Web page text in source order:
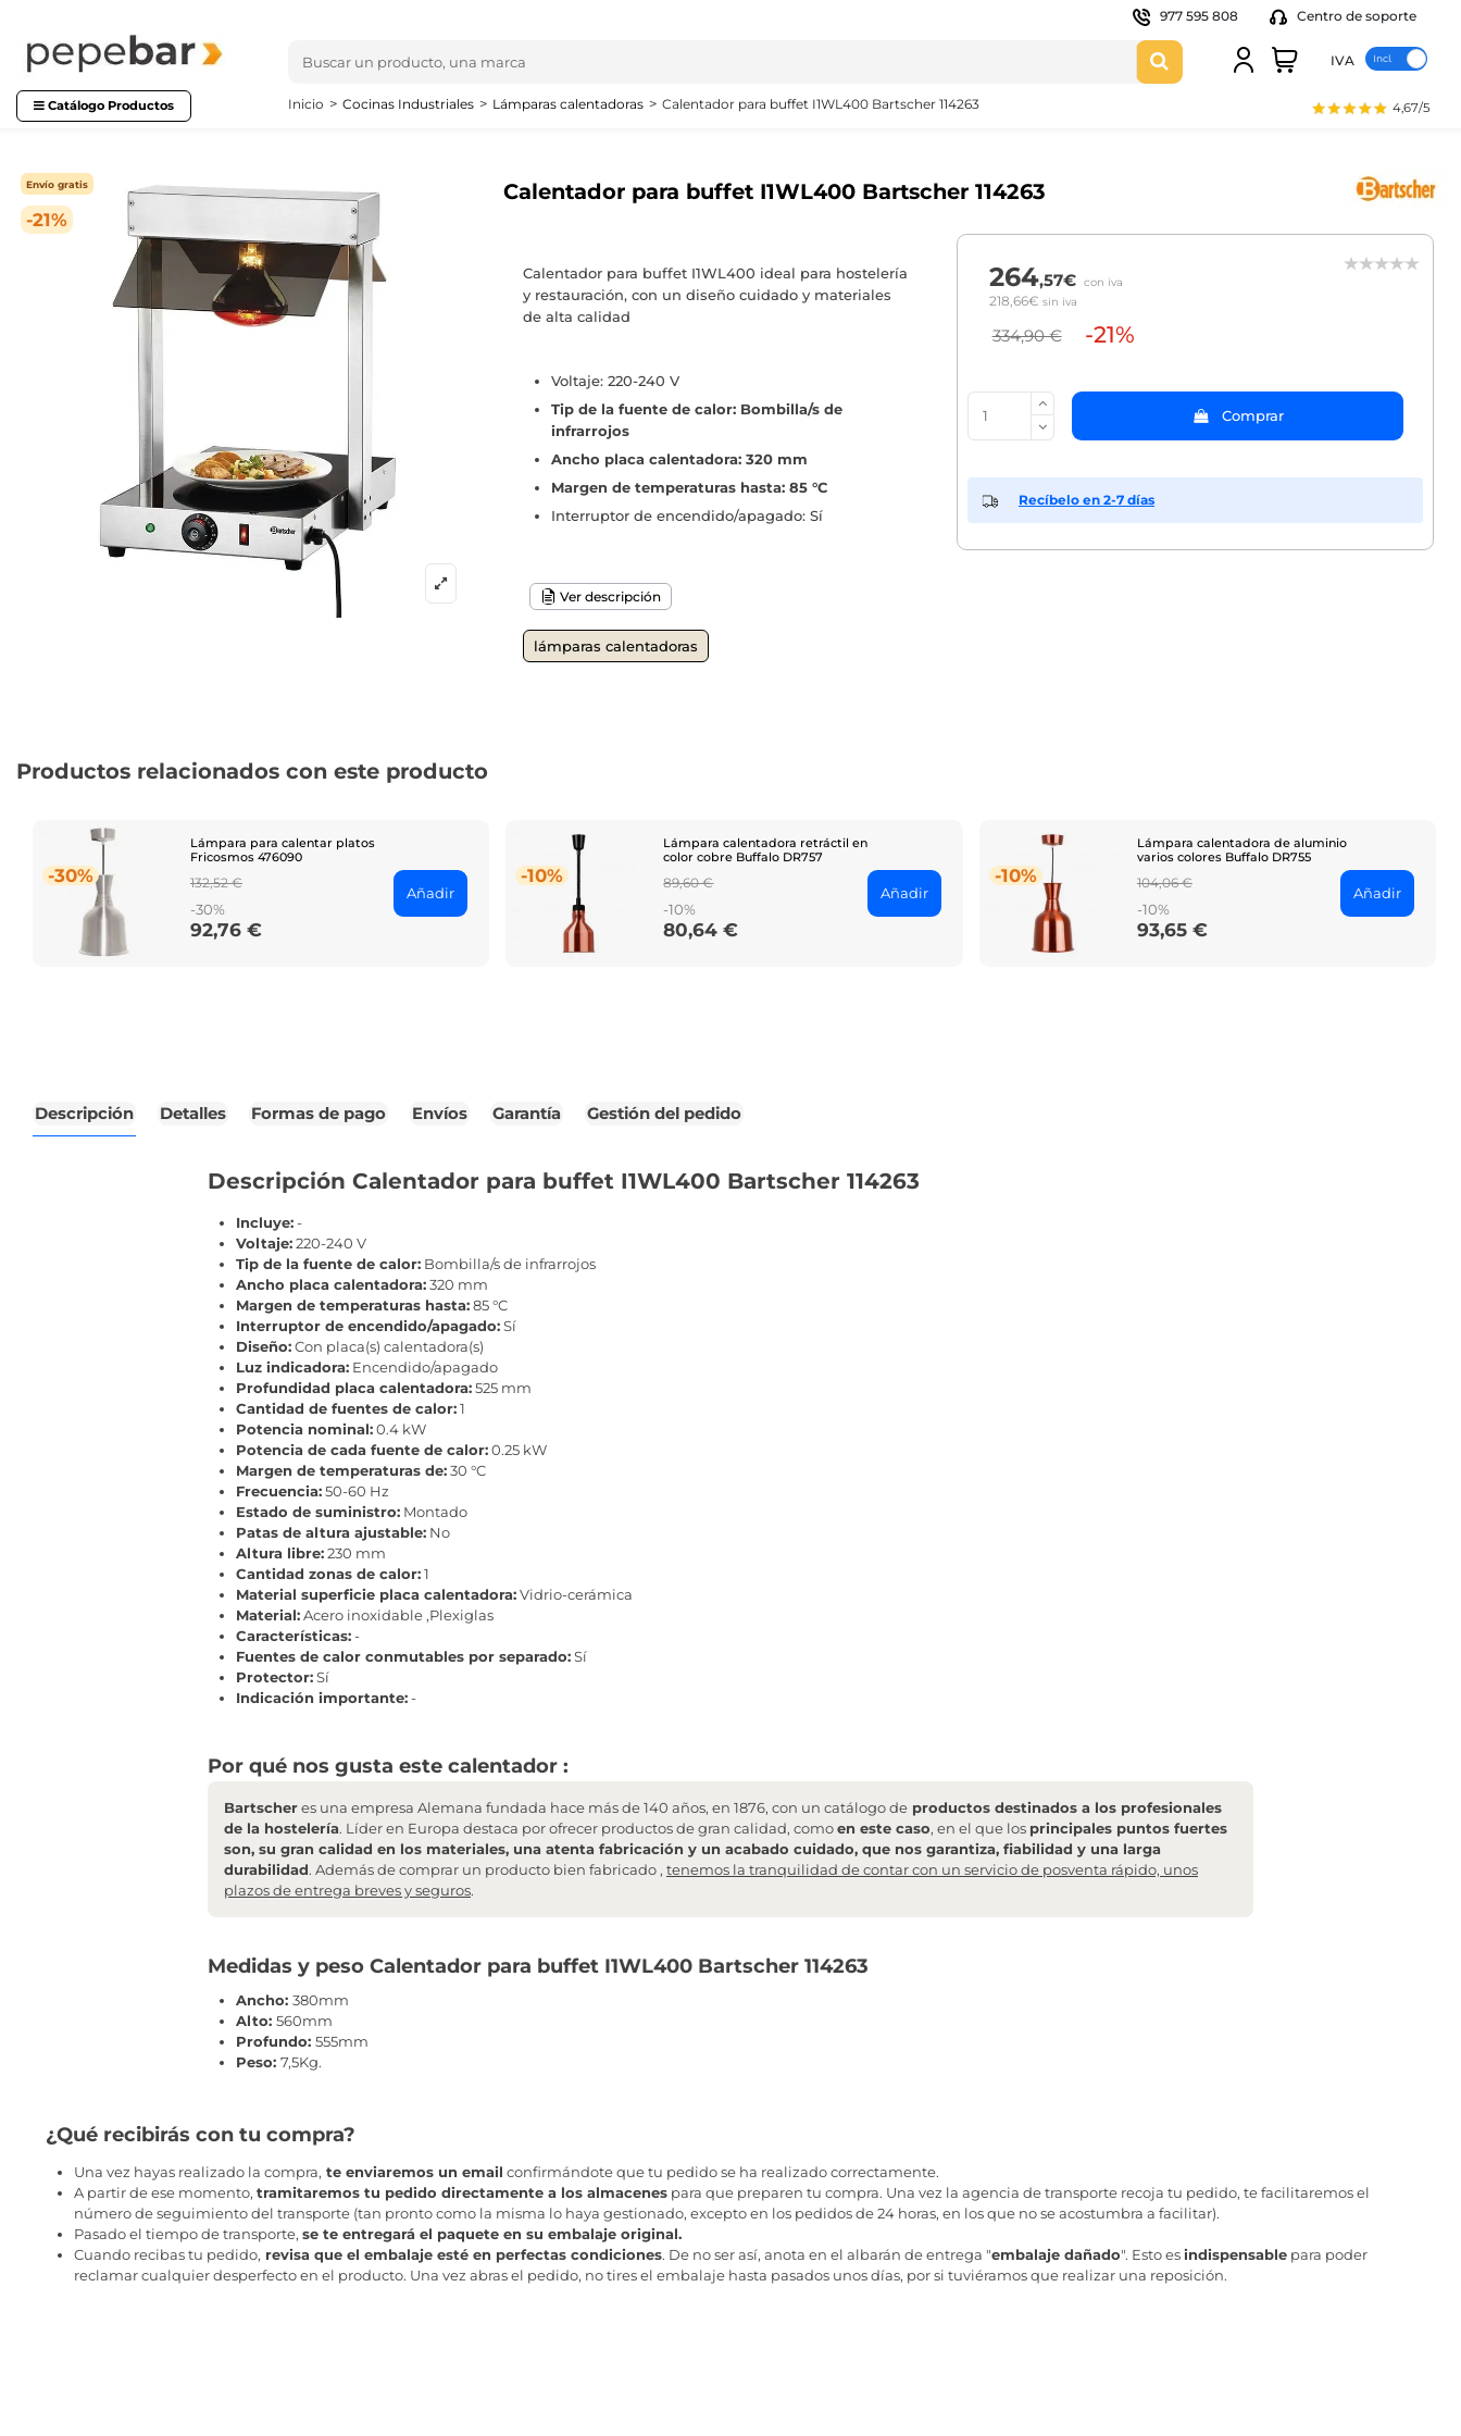
977 595 808 Centro de soporte
IVA
Catálogo Productos 4,67/5
Inicio Cocinas Industriales Lámparas calentadoras Calentador para buffet I1WL400 Bartscher 114263
-21%
Envío gratis Calentador para buffet I1WL400 Bartscher 114263
Calentador para buffet I1WL400 ideal para hostelería
y restauración, con un diseño cuidado y materiales
de alta calidad
Voltaje: 220-240 V
Tip de la fuente de calor: Bombilla/s de
infrarrojos
Ancho placa calentadora: 320 mm
Margen de temperaturas hasta: 85 °C
Interruptor de encendido/apagado: Sí
Ver descripción
lámparas calentadoras
264,57€ con iva
218,66€ sin iva
334,90 € -21%
Comprar
Recíbelo en 2-7 días
Productos relacionados con este producto
-30%
Lámpara para calentar platos
Fricosmos 476090
Regular
price
132,52 €
-30%
Price
92,76 €
Añadir
-10%
Lámpara calentadora retráctil en
color cobre Buffalo DR757
Regular
price
89,60 €
-10%
Price
80,64 €
Añadir
-10%
Lámpara calentadora de aluminio
varios colores Buffalo DR755
Regular
price
104,06 €
-10%
Price
93,65 €
Añadir
Descripción Detalles Formas de pago Envíos Garantía Gestión del pedido
Descripción Calentador para buffet I1WL400 Bartscher 114263
Incluye:-
Voltaje:220-240 V
Tip de la fuente de calor: Bombilla/s de infrarrojos
Ancho placa calentadora:320 mm
Margen de temperaturas hasta:85 °C
Interruptor de encendido/apagado:Sí
Diseño:Con placa(s) calentadora(s)
Luz indicadora: Encendido/apagado
Profundidad placa calentadora:525 mm
Cantidad de fuentes de calor:1
Potencia nominal:0.4 kW
Potencia de cada fuente de calor:0.25 kW
Margen de temperaturas de:30 °C
Frecuencia:50-60 Hz
Estado de suministro: Montado
Patas de altura ajustable: No
Altura libre:230 mm
Cantidad zonas de calor:1
Material superficie placa calentadora:Vidrio-cerámica
Material:Acero inoxidable ,Plexiglas
Características:-
Fuentes de calor conmutables por separado:Sí
Protector:Sí
Indicación importante:-
Por qué nos gusta este calentador :
Bartscheres una empresa Alemana fundada hace más de 140 años, en 1876, con un catálogo de productos destinados a los profesionales
de la hostelería. Líder en Europa destaca por ofrecer productos de gran calidad, comoen este caso, en el que los principales puntos fuertes
son, su gran calidad en los materiales, una atenta fabricación y un acabado cuidado, que nos garantiza, fiabilidad y una larga
durabilidad. Además de comprar un producto bien fabricado , tenemos la tranquilidad de contar con un servicio de posventa rápido, unos
plazos de entrega breves y seguros.
Medidas y peso Calentador para buffet I1WL400 Bartscher 114263
Ancho: 380mm
Alto: 560mm
Profundo: 555mm
Peso: 7,5Kg.
¿Qué recibirás con tu compra?
Una vez hayas realizado la compra, te enviaremos un email confirmándote que tu pedido se ha realizado correctamente.
A partir de ese momento, tramitaremos tu pedido directamente a los almacenespara que preparen tu compra. Una vez la agencia de transporte recoja tu pedido, te facilitaremos el
número de seguimiento del transporte (tan pronto como la misma lo haya gestionado, excepto en los pedidos de 24 horas, en los que no se acostumbra a facilitar).
Pasado el tiempo de transporte, se te entregará el paquete en su embalaje original.
Cuando recibas tu pedido, revisa que el embalaje esté en perfectas condiciones. De no ser así, anota en el albarán de entrega "embalaje dañado". Esto esindispensablepara poder
reclamar cualquier desperfecto en el producto. Una vez abras el pedido, no tires el embalaje hasta pasados unos días, por si tuviéramos que realizar una reposición.